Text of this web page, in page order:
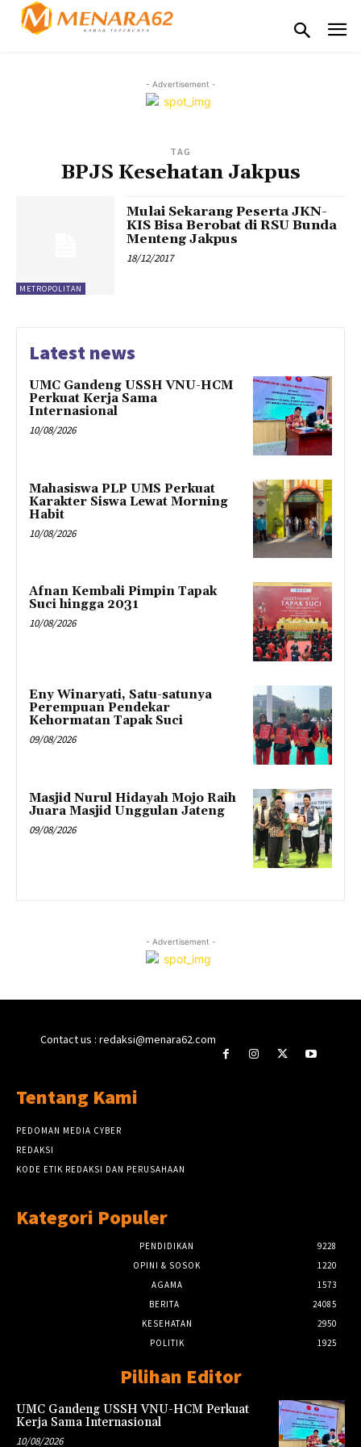
- Advertisement -
TAG
BPJS Kesehatan Jakpus
METROPOLITAN
Mulai Sekarang Peserta JKN-
KIS Bisa Berobat di RSU Bunda
Menteng Jakpus
18/12/2017
Latest news
UMC Gandeng USSH VNU-HCM
Perkuat Kerja Sama
Internasional
10/08/2026
Mahasiswa PLP UMS Perkuat
Karakter Siswa Lewat Morning
Habit
10/08/2026
Afnan Kembali Pimpin Tapak
Suci hingga 2031
10/08/2026
Eny Winaryati, Satu-satunya
Perempuan Pendekar
Kehormatan Tapak Suci
09/08/2026
Masjid Nurul Hidayah Mojo Raih
Juara Masjid Unggulan Jateng
09/08/2026
- Advertisement -
Contact us : redaksi@menara62.com
Tentang Kami
PEDOMAN MEDIA CYBER
REDAKSI
KODE ETIK REDAKSI DAN PERUSAHAAN
Kategori Populer
PENDIDIKAN
9228
OPINI & SOSOK
1220
AGAMA
1573
BERITA
24085
KESEHATAN
2950
POLITIK
1925
Pilihan Editor
UMC Gandeng USSH VNU-HCM Perkuat
Kerja Sama Internasional
10/08/2026